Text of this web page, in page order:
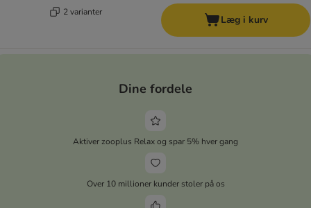
2 varianter
Læg i kurv
Dine fordele
Aktiver zooplus Relax og spar 5% hver gang
Over 10 millioner kunder stoler på os